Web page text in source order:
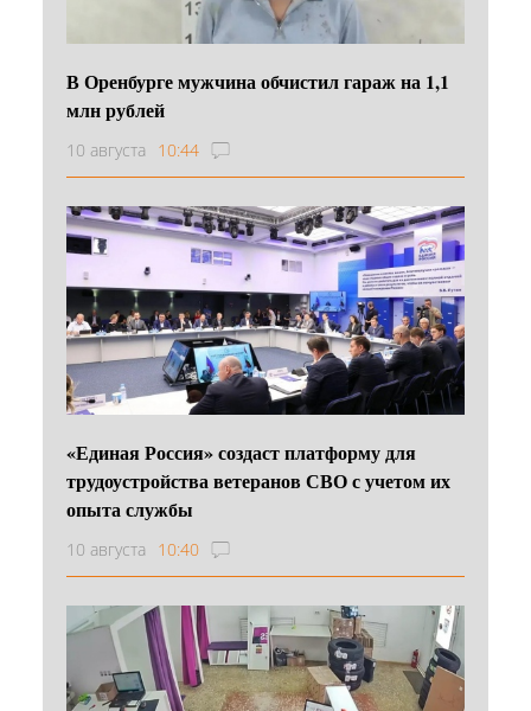
В Оренбурге мужчина обчистил гараж на 1,1
млн рублей
10 августа 10:44
«Единая Россия» создаст платформу для
трудоустройства ветеранов СВО с учетом их
опыта службы
10 августа 10:40